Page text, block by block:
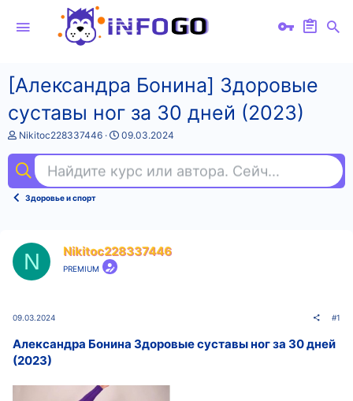
[Александра Бонина] Здоровые
суставы ног за 30 дней (2023)
А
т
о
т
Nikitoc228337446
Д
а
н
а
09.03.2024
Найдите курс или автора. Сейчас ищут
Здоровье и спорт
N Nikitoc228337446
PREMIUM
09.03.2024 #1
Александра Бонина Здоровые суставы ног за 30 дней
(2023)